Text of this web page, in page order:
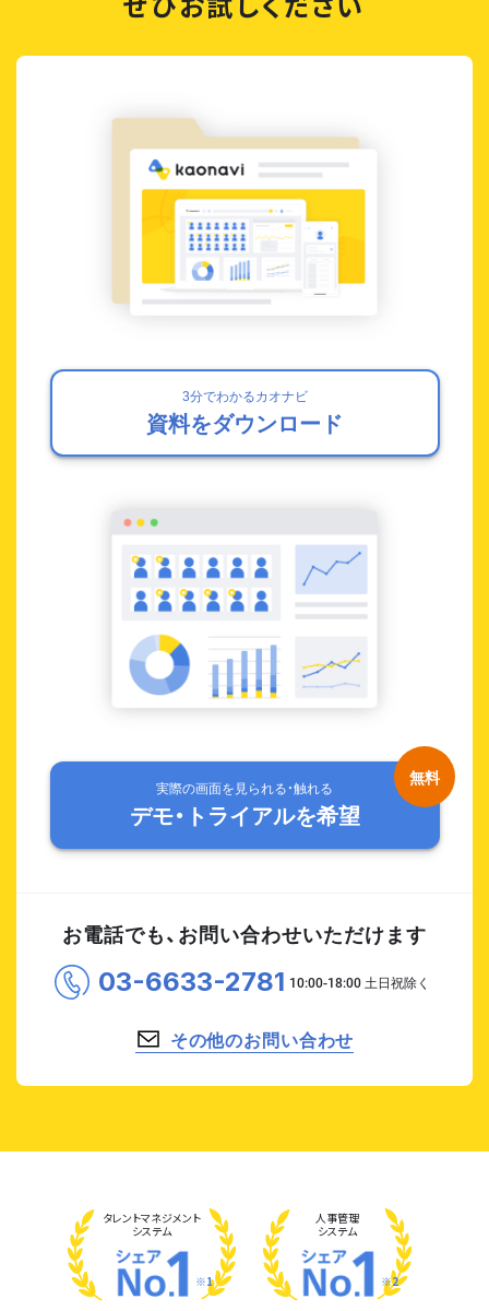
3分でわかるカオナビ
資料をダウンロード
実際の画面を見られる・触れる
デモ・トライアルを希望
お電話でも、お問い合わせいただけます
03-6633-2781
その他のお問い合わせ
タレントマネジメント
システム
※1
人事管理
システム
※2